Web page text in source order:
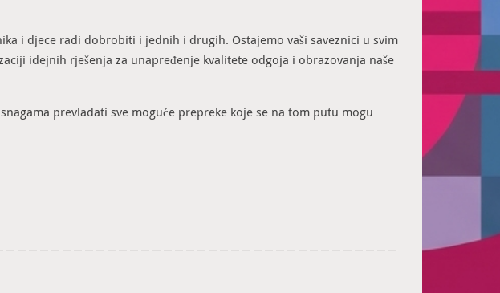
i djece radi dobrobiti i jednih i drugih. Ostajemo vaši saveznici u svim
idejnih rješenja za unapređenje kvalitete odgoja i obrazovanja naše
prevladati sve moguće prepreke koje se na tom putu mogu